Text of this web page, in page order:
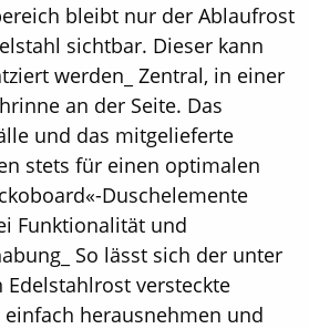
bleibt nur der Ablaufrost
sichtbar. Dieser kann
werden_ Zentral, in einer
an der Seite. Das
und das mitgelieferte
stets für einen optimalen
Duschelemente
Funktionalität und
So lässt sich der unter
versteckte
einfach herausnehmen und